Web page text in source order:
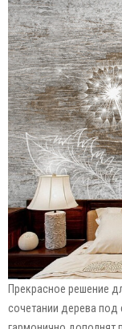
Прекрасное решение
сочетании дерева